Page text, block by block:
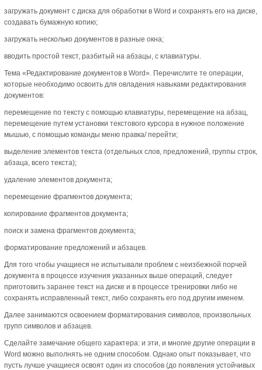
загружать документ с диска для обработки в Word и сохранять его на диске,
создавать бумажную копию;
загружать несколько документов в разные окна;
вводить простой текст, разбитый на абзацы, с клавиатуры.
Тема «Редактирование документов в Word». Перечислите те операции,
которые необходимо освоить для овладения навыками редактирования
документов:
перемещение по тексту с помощью клавиатуры, перемещение на абзац,
перемещение путем установки текстового курсора в нужное положение
мышью, с помощью команды меню правка/ перейти;
выделение элементов текста (отдельных слов, предложений, группы строк,
абзаца, всего текста);
удаление элементов документа;
перемещение фрагментов документа;
копирование фрагментов документа;
поиск и замена фрагментов документа;
форматирование предложений и абзацев.
Для того чтобы учащиеся не испытывали проблем с неизбежной порчей
документа в процессе изучения указанных выше операций, следует
приготовить заранее текст на диске и в процессе тренировки либо не
сохранять исправленный текст, либо сохранять его под другим именем.
Далее занимаются освоением форматирования символов, произвольных
групп символов и абзацев.
Сделайте замечание общего характера: и эти, и многие другие операции в
Word можно выполнять не одним способом. Однако опыт показывает, что
пусть лучше учащиеся освоят один из способов (до появления устойчивых